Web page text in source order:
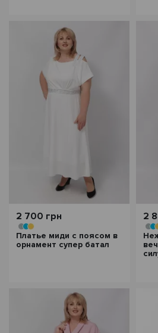
2 700 грн
Платье миди с поясом в
орнамент супер батал
2